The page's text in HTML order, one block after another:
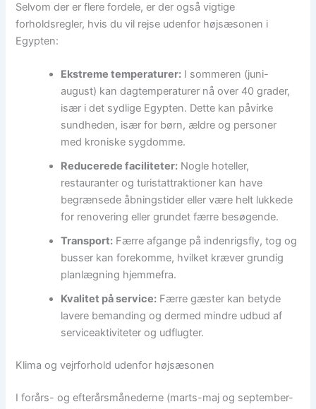
Selvom der er flere fordele, er der også vigtige
forholdsregler, hvis du vil rejse udenfor højsæsonen i
Egypten:
Ekstreme temperaturer: I sommeren (juni-
august) kan dagtemperaturer nå over 40 grader,
især i det sydlige Egypten. Dette kan påvirke
sundheden, især for børn, ældre og personer
med kroniske sygdomme.
Reducerede faciliteter: Nogle hoteller,
restauranter og turistattraktioner kan have
begrænsede åbningstider eller være helt lukkede
for renovering eller grundet færre besøgende.
Transport: Færre afgange på indenrigsfly, tog og
busser kan forekomme, hvilket kræver grundig
planlægning hjemmefra.
Kvalitet på service: Færre gæster kan betyde
lavere bemanding og dermed mindre udbud af
serviceaktiviteter og udflugter.
Klima og vejrforhold udenfor højsæsonen
I forårs- og efterårsmånederne (marts-maj og september-